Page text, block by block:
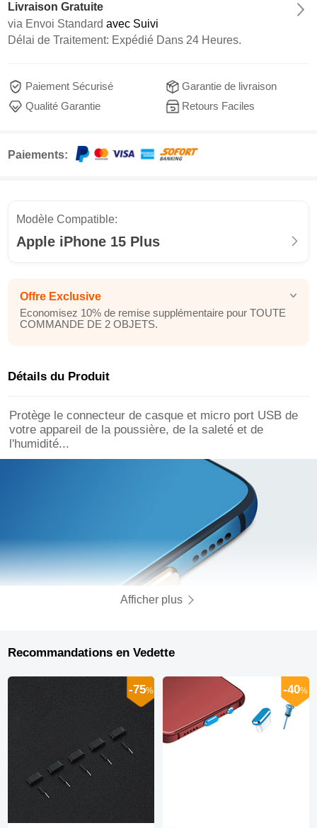
Livraison Gratuite
via Envoi Standard avec Suivi
Délai de Traitement: Expédié Dans 24 Heures.
Paiement Sécurisé
Garantie de livraison
Qualité Garantie
Retours Faciles
Paiements:
Modèle Compatible:
Apple iPhone 15 Plus
Offre Exclusive
Economisez 10% de remise supplémentaire pour TOUTE
COMMANDE DE 2 OBJETS.
Détails du Produit
Protège le connecteur de casque et micro port USB de
votre appareil de la poussière, de la saleté et de
l'humidité...
Afficher plus
Recommandations en Vedette
-75% -40%